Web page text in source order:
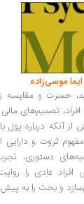
و مقایسه زندگی
مالی را
پول باشد،
و دارایی است...
تجربه زندگی
عادی را روایت
بحث را به پیش